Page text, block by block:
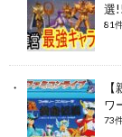
選
81
ワ
73